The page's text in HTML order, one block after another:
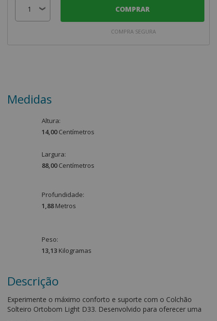
COMPRAR
COMPRA SEGURA
Medidas
Altura:
14,00 Centímetros
Largura:
88,00 Centímetros
Profundidade:
1,88 Metros
Peso:
13,13 Kilogramas
Descrição
Experimente o máximo conforto e suporte com o Colchão
Solteiro Ortobom Light D33. Desenvolvido para oferecer uma
experiência de sono excepcional, este colchão é a escolha ideal